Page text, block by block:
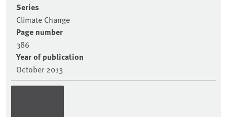
Series
Climate Change
Page number
386
Year of publication
October 2013